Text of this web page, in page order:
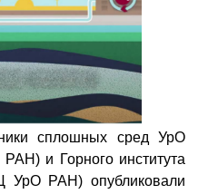
сплошных сред УрО
и Горного института
РАН) опубликовали